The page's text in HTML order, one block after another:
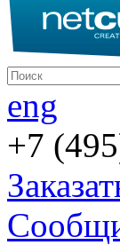
eng
+7